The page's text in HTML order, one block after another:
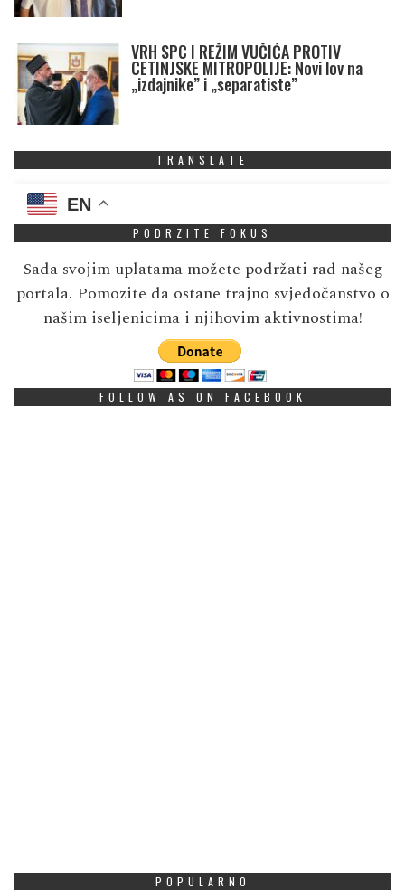
VRH SPC I REŽIM VUČIĆA PROTIV
CETINJSKE MITROPOLIJE: Novi lov na
„izdajnike” i „separatiste”
TRANSLATE
EN
PODRZITE FOKUS
Sada svojim uplatama možete podržati rad našeg
portala. Pomozite da ostane trajno svjedočanstvo o
našim iseljenicima i njihovim aktivnostima!
FOLLOW AS ON FACEBOOK
POPULARNO